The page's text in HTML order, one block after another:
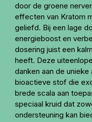
door de groene
effecten van Kratom
geliefd. Bij een lage
energieboost en
dosering juist een
heeft. Deze
danken aan de
bioactieve stof die
brede scala aan
speciaal kruid dat
ondersteuning kan